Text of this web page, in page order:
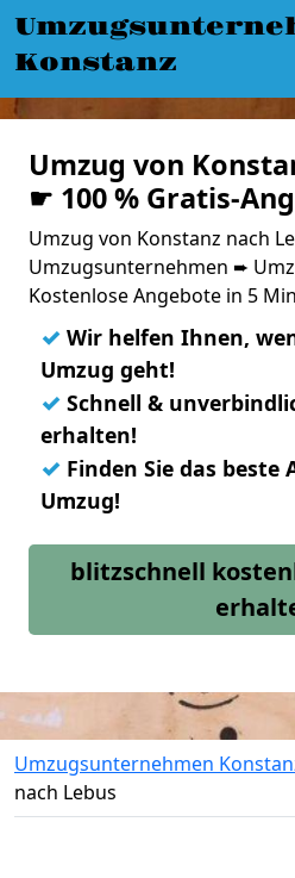
Konstanz
Umzug von
☛ 100 % Gratis-
Umzug von Konstanz nach
Umzugsunternehmen ➨
Kostenlose Angebote in 5
✓ Wir helfen Ihnen,
Umzug geht!
✓ Schnell &
erhalten!
✓ Finden Sie das
Umzug!
blitzschnell
Umzugsunternehmen
nach Lebus